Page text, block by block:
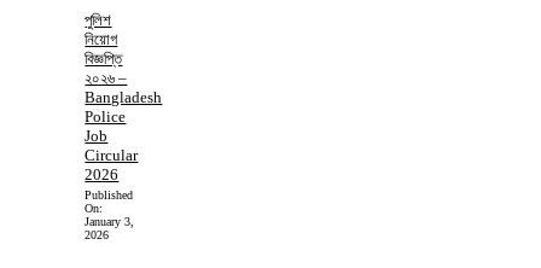
পুলিশ
নিয়োগ
বিজ্ঞপ্তি
২০২৬ –
Bangladesh
Police
Job
Circular
2026
Published
On:
January 3,
2026